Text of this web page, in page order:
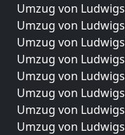
Umzug von
Umzug von
Umzug von
Umzug von
Umzug von
Umzug von
Umzug von
Umzug von